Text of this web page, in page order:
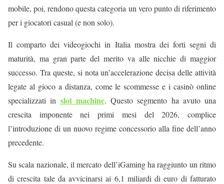
mobile, poi, rendono questa categoria un vero punto di riferimento
per i giocatori casual (e non solo).
Il comparto dei videogiochi in Italia mostra dei forti segni di
maturità, ma gran parte del merito va alle nicchie di maggior
successo. Tra queste, si nota un’accelerazione decisa delle attività
legate al gioco a distanza, come le scommesse e i casinò online
specializzati in slot machine. Questo segmento ha avuto una
crescita imponente nei primi mesi del 2026, complice
l’introduzione di un nuovo regime concessorio alla fine dell’anno
precedente.
Su scala nazionale, il mercato dell’iGaming ha raggiunto un ritmo
di crescita tale da avvicinarsi ai 6,1 miliardi di euro di fatturato